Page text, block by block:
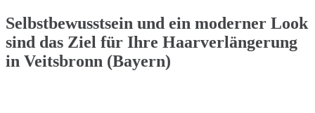
Selbstbewusstsein und ein moderner Look
sind das Ziel für Ihre Haarverlängerung
in Veitsbronn (Bayern)